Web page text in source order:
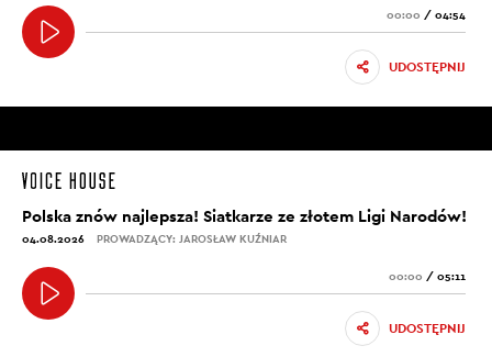
00:00 / 04:54
UDOSTĘPNIJ
Polska znów najlepsza! Siatkarze ze złotem Ligi Narodów!
04.08.2026 PROWADZĄCY: JAROSŁAW KUŹNIAR
00:00 / 05:11
UDOSTĘPNIJ